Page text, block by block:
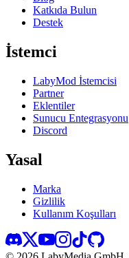
Katkıda Bulun
Destek
İstemci
LabyMod İstemcisi
Partner
Eklentiler
Sunucu Entegrasyonu
Discord
Yasal
Marka
Gizlilik
Kullanım Koşulları